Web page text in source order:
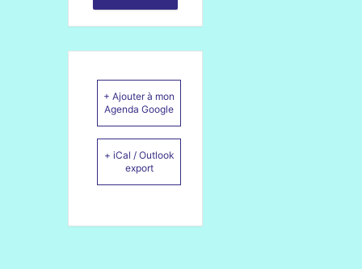
+ Ajouter à mon
Agenda Google
+ iCal / Outlook
export